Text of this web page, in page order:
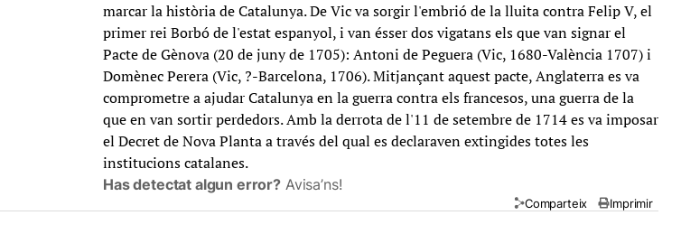
marcar la història de Catalunya. De Vic va sorgir l'embrió de la lluita contra Felip V, el
primer rei Borbó de l'estat espanyol, i van ésser dos vigatans els que van signar el
Pacte de Gènova (20 de juny de 1705): Antoni de Peguera (Vic, 1680-València 1707) i
Domènec Perera (Vic, ?-Barcelona, 1706). Mitjançant aquest pacte, Anglaterra es va
comprometre a ajudar Catalunya en la guerra contra els francesos, una guerra de la
que en van sortir perdedors. Amb la derrota de l'11 de setembre de 1714 es va imposar
el Decret de Nova Planta a través del qual es declaraven extingides totes les
institucions catalanes.
Has detectat algun error? Avisa’ns!
Comparteix Imprimir